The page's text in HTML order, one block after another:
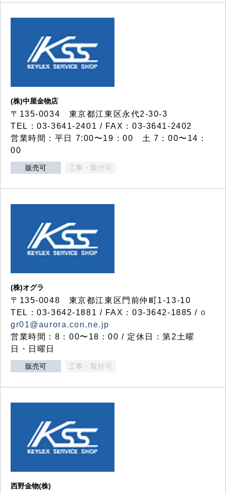
(株)中屋金物店
〒135-0034 東京都江東区永代2-30-3
TEL：03-3641-2401 / FAX：03-3641-2402
営業時間：平日 7:00〜19：00 土 7：00〜14：
00
販売可 工事・取付可
(株)オグラ
〒135-0048 東京都江東区門前仲町1-13-10
TEL：03-3642-1881 / FAX：03-3642-1885 / o
gr01@aurora.con.ne.jp
営業時間：8：00〜18：00 / 定休日：第2土曜
日・日曜日
販売可 工事・取付可
西野金物(株)